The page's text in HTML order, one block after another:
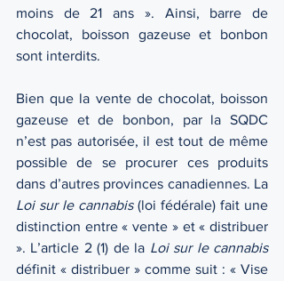
moins de 21 ans ». Ainsi, barre de
chocolat, boisson gazeuse et bonbon
sont interdits.
Bien que la vente de chocolat, boisson
gazeuse et de bonbon, par la SQDC
n’est pas autorisée, il est tout de même
possible de se procurer ces produits
Loi sur le cannabis (loi fédérale) fait une
distinction entre « vente » et « distribuer
». L’article 2 (1) de la
Loi sur le cannabis
définit « distribuer » comme suit : « Vise